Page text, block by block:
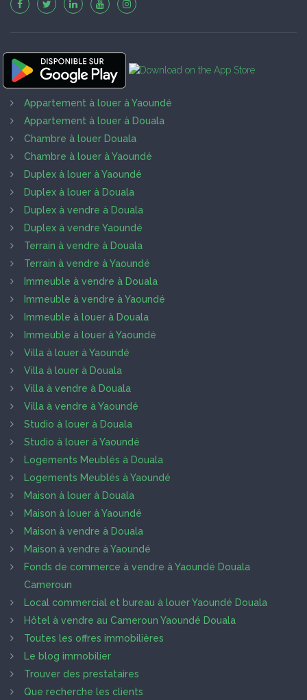
Appartement à louer à Yaoundé
Appartement à louer à Douala
Chambre à louer Douala
Chambre à louer à Yaoundé
Duplex à louer à Yaoundé
Duplex à louer à Douala
Duplex à vendre à Douala
Duplex à vendre Yaoundé
Terrain à vendre à Douala
Terrain à vendre à Yaoundé
Immeuble à vendre à Douala
Immeuble à vendre à Yaoundé
Immeuble à louer à Douala
Immeuble à louer à Yaoundé
Villa à louer à Yaoundé
Villa à louer à Douala
Villa à vendre à Douala
Villa à vendre à Yaoundé
Studio à louer à Douala
Studio à louer à Yaoundé
Logements Meublés à Douala
Logements Meublés à Yaoundé
Maison à louer à Douala
Maison à louer à Yaoundé
Maison à vendre à Douala
Maison à vendre à Yaoundé
Fonds de commerce à vendre à Yaoundé Douala
Cameroun
Local commercial et bureau à louer Yaoundé Douala
Hôtel à vendre au Cameroun Yaoundé Douala
Toutes les offres immobilières
Le blog immobilier
Trouver des prestataires
Que recherche les clients